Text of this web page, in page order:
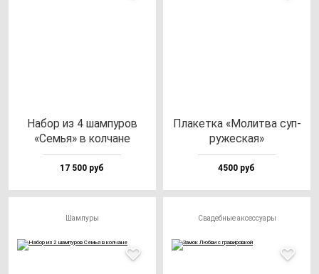
Набор из 4 шам­пу­ров
«Семья» в кол­ча­не
17 500 руб
Пла­кет­ка «Молит­ва суп­
ру­жес­кая»
4500 руб
Шампуры Свадебные аксессуары